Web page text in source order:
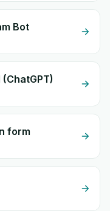
Bot
(ChatGPT)
form